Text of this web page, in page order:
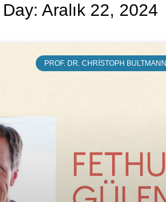
Day: Aralık 22, 2024
PROF. DR. CHRISTOPH BULTMANN